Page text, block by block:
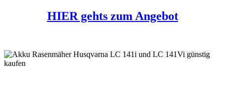
HIER gehts zum Angebot